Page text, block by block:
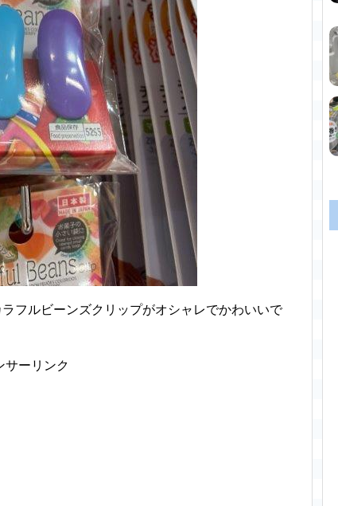
フルビーンズクリップがオシャレでかわいいで
サーリンク